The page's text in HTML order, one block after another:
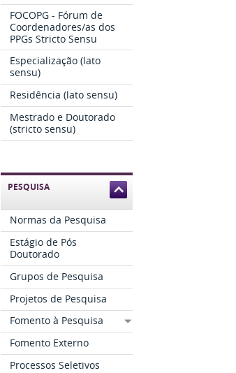
FOCOPG - Fórum de
Coordenadores/as dos
PPGs Stricto Sensu
Especialização (lato
sensu)
Residência (lato sensu)
Mestrado e Doutorado
(stricto sensu)
PESQUISA
Normas da Pesquisa
Estágio de Pós
Doutorado
Grupos de Pesquisa
Projetos de Pesquisa
Fomento à Pesquisa
Fomento Externo
Processos Seletivos